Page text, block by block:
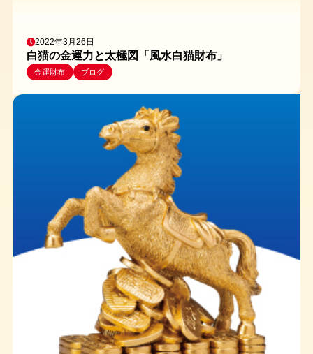
2022年3月26日
白猫の金運力と太極図「風水白猫財布」
金運財布 ブログ